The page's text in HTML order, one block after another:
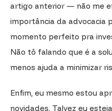
artigo anterior — não me
importância da advocacia
momento perfeito pra
Não tô falando que é a
menos ajuda a minimizar
Enfim, eu mesmo estou
novidades. Talvez eu